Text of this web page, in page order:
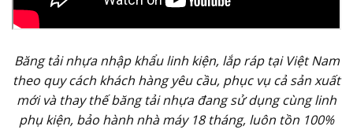
Băng tải nhựa nhập khẩu linh kiện, lắp ráp tại Việt Nam
theo quy cách khách hàng yêu cầu, phục vụ cả sản xuất
mới và thay thế băng tải nhựa đang sử dụng cùng linh
phụ kiện, bảo hành nhà máy 18 tháng, luôn tồn 100%